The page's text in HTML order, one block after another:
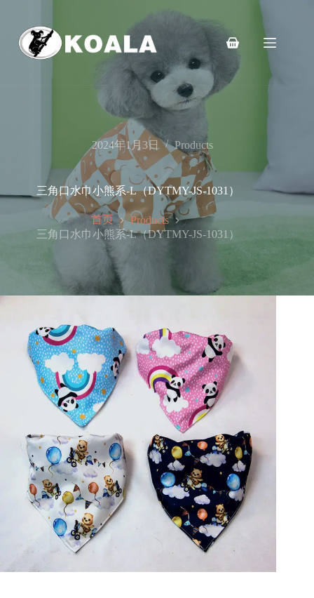
购
车
2024年1月3日 Products
三角口水巾小熊系-L（DYTMY-JS-1031）
首页
Products
三角口水巾小熊系-L（DYTMY-JS-1031）